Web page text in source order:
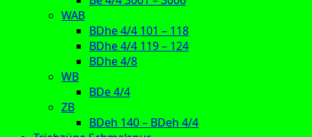
WAB
BDhe 4/4 101 – 118
BDhe 4/4 119 – 124
BDhe 4/8
WB
BDe 4/4
ZB
BDeh 140 – BDeh 4/4